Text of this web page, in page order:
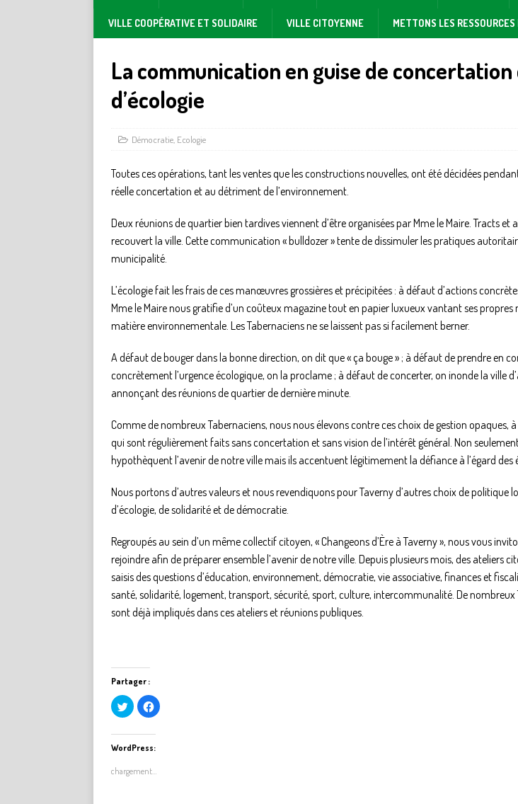
VILLE COOPÉRATIVE ET SOLIDAIRE VILLE CITOYENNE METTONS LES
La communication en guise de
d’écologie
Démocratie Ecologie
Toutes ces opérations, tant les ventes que les constructions nouvelles, ont été décidées
réelle concertation et au détriment de l’environnement.
Deux réunions de quartier bien tardives viennent d’être organisées par Mme le Maire. Tracts et
recouvert la ville. Cette communication « bulldozer » tente de dissimuler les pratiques
municipalité.
L’écologie fait les frais de ces manœuvres grossières et précipitées : à défaut d’actions
Mme le Maire nous gratifie d’un coûteux magazine tout en papier luxueux vantant ses propres
matière environnementale. Les Tabernaciens ne se laissent pas si facilement berner.
A défaut de bouger dans la bonne direction, on dit que « ça bouge » ; à défaut de prendre en
concrètement l’urgence écologique, on la proclame ; à défaut de concerter, on inonde la ville
annonçant des réunions de quartier de dernière minute.
Comme de nombreux Tabernaciens, nous nous élevons contre ces choix de gestion opaques,
qui sont régulièrement faits sans concertation et sans vision de l’intérêt général. Non
hypothèquent l’avenir de notre ville mais ils accentuent légitimement la défiance à l’égard des
Nous portons d’autres valeurs et nous revendiquons pour Taverny d’autres choix de politique
d’écologie, de solidarité et de démocratie.
Regroupés au sein d’un même collectif citoyen, « Changeons d’Ère à Taverny », nous vous
rejoindre afin de préparer ensemble l’avenir de notre ville. Depuis plusieurs mois, des ateliers
saisis des questions d’éducation, environnement, démocratie, vie associative, finances et
santé, solidarité, logement, transport, sécurité, sport, culture, intercommunalité. De nombreux
sont déjà impliqués dans ces ateliers et réunions publiques.
Partager :
C
l
u
e
z
o
u
C
l
u
e
z
o
WordPress:
chargement…